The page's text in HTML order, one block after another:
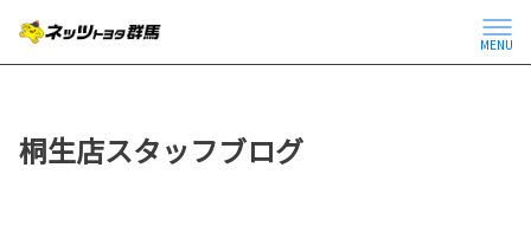
MENU
桐生店スタッフブログ